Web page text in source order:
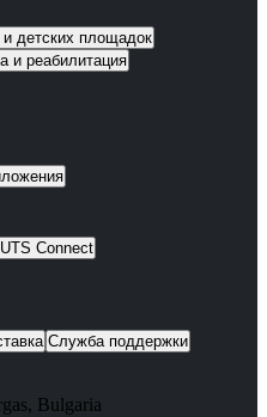
детских площадок
и реабилитация
UTS Connect
Служба поддержки
, Bulgaria